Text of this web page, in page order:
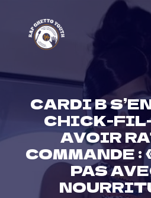
content
CARDI B
CHICK-
AVOIR
COMMANDE :
PAS